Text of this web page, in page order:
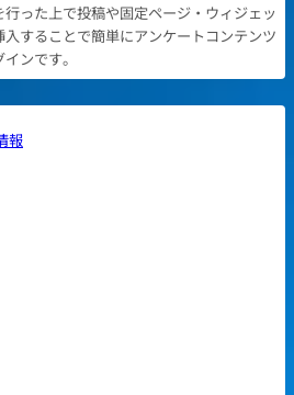
行った上で投稿や固定ページ・ウィジェッ
することで簡単にアンケートコンテンツ
ンです。